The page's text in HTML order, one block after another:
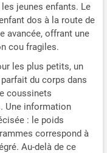
jeunes enfants. Le
dos à la route de
avancée, offrant une
cou fragiles.
les plus petits, un
du corps dans
coussinets
Une information
: le poids
correspond à
Au-delà de ce